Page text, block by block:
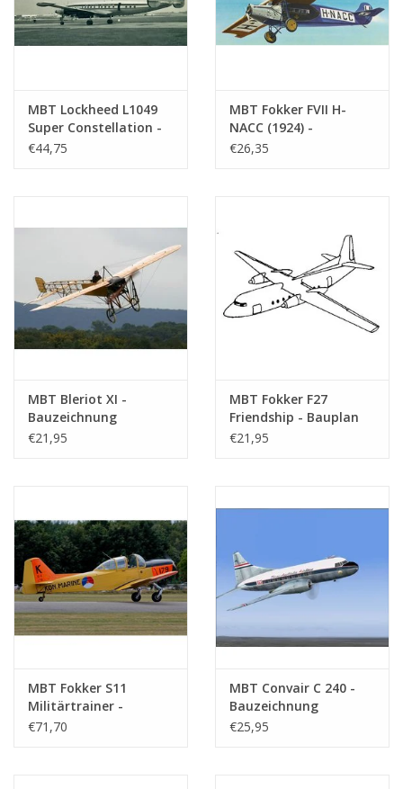
MBT Lockheed L1049
Super Constellation -
Bauzeichnung
€44,75
MBT Fokker FVII H-
NACC (1924) -
Bauzeichnung
€26,35
MBT Bleriot XI -
Bauzeichnung
Maßstab 1 : 25
€21,95
MBT Fokker F27
Friendship - Bauplan
Maßstab 1 : 50
€21,95
MBT Fokker S11
Militärtrainer -
Bauzeichnung
€71,70
MBT Convair C 240 -
Bauzeichnung
Maßstab 1 : 50
€25,95